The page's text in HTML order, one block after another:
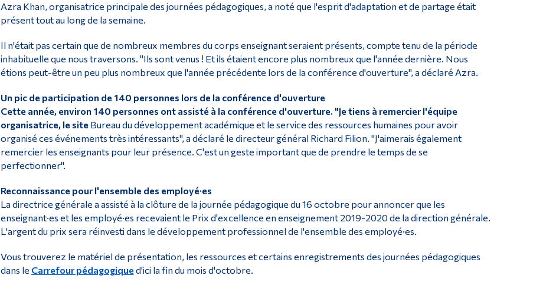
Azra Khan, organisatrice principale des journées pédagogiques, a noté que l'esprit d'adaptation et de partage était
présent tout au long de la semaine.
Il n'était pas certain que de nombreux membres du corps enseignant seraient présents, compte tenu de la période
inhabituelle que nous traversons. "Ils sont venus ! Et ils étaient encore plus nombreux que l'année dernière. Nous
étions peut-être un peu plus nombreux que l'année précédente lors de la conférence d'ouverture", a déclaré Azra.
Un pic de participation de 140 personnes lors de la conférence d'ouverture
Cette année, environ 140 personnes ont assisté à la conférence d'ouverture. "Je tiens à remercier l'équipe
organisatrice, le siteBureau du développement académique et le service des ressources humaines pour avoir
organisé ces événements très intéressants", a déclaré le directeur général Richard Filion. "J'aimerais également
remercier les enseignants pour leur présence. C'est un geste important que de prendre le temps de se
perfectionner".
Reconnaissance pour l'ensemble des employé·es
La directrice générale a assisté à la clôture de la journée pédagogique du 16 octobre pour annoncer que les
enseignant·es et les employé·es recevaient le Prix d'excellence en enseignement 2019-2020 de la direction générale.
L'argent du prix sera réinvesti dans le développement professionnel de l'ensemble des employé·es.
Vous trouverez le matériel de présentation, les ressources et certains enregistrements des journées pédagogiques
dans le Carrefour pédagogiqued'ici la fin du mois d'octobre.